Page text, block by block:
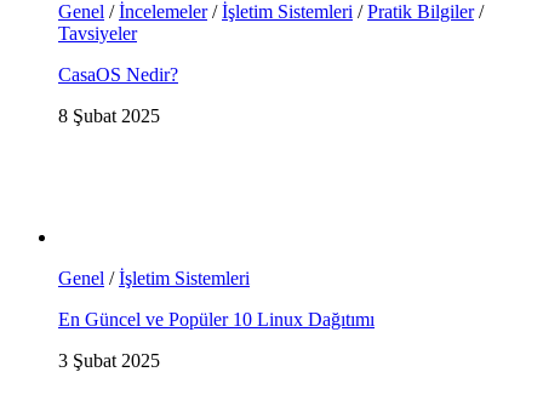
Genel /İncelemeler/İşletim Sistemleri /Pratik Bilgiler/
Tavsiyeler
CasaOS Nedir?
8 Şubat 2025
Genel /İşletim Sistemleri
En Güncel ve Popüler 10 Linux Dağıtımı
3 Şubat 2025